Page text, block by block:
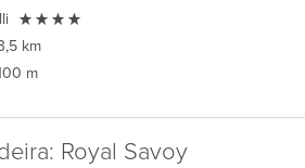

km
m
Royal Savoy